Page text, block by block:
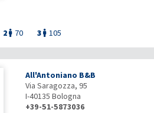
2  70 3  105
All'Antoniano B&B
Via Saragozza, 95
I-40135 Bologna
+39-51-5873036